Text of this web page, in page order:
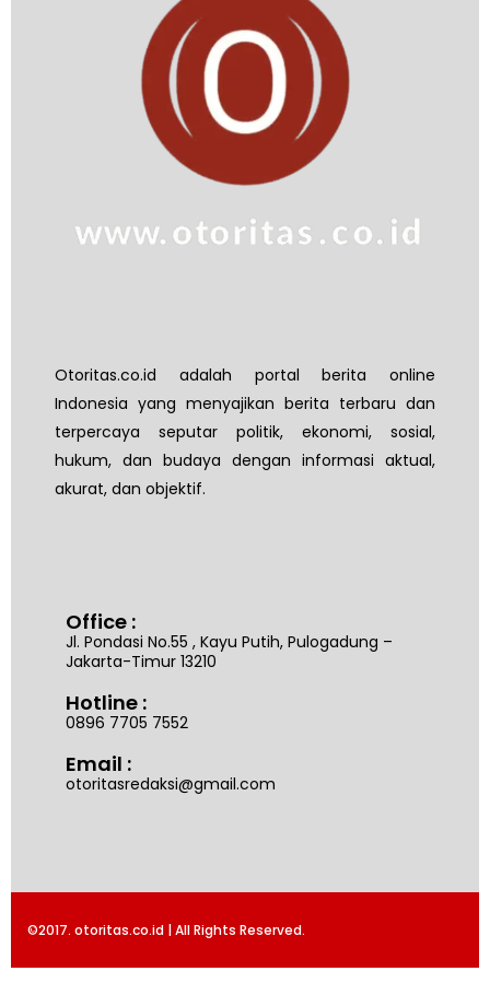
Otoritas.co.id adalah portal berita online
Indonesia yang menyajikan berita terbaru dan
terpercaya seputar politik, ekonomi, sosial,
hukum, dan budaya dengan informasi aktual,
akurat, dan objektif.
Office :
Jl. Pondasi No.55 , Kayu Putih, Pulogadung –
Jakarta-Timur 13210
Hotline :
0896 7705 7552
Email :
otoritasredaksi@gmail.com
©2017. otoritas.co.id | All Rights Reserved.